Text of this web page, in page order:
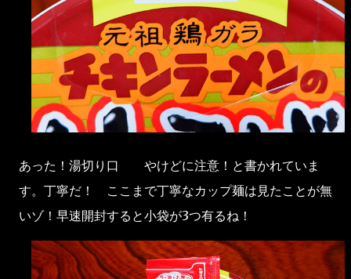
あった！湯切り口 やけどに注意！と書かれていま
す。丁寧だ！ ここまで丁寧なカップ麺は見たことが無
いゾ！早速開封すると小袋が3つ有るね！